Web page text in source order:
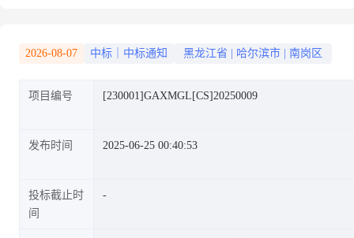
2026-08-07 中标｜中标通知 黑龙江省 哈尔滨市 南岗区
项目编号 [230001]GAXMGL[CS]20250009
发布时间 2025-06-25 00:40:53
投标截止时
间